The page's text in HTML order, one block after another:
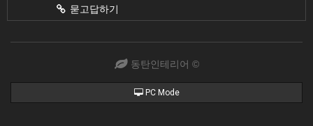
묻고답하기
동탄인테리어 ©
PC Mode